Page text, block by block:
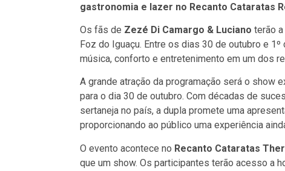
gastronomia e lazer no Recanto Cataratas
Os fãs de Zezé Di Camargo & Luciano terão
Foz do Iguaçu. Entre os dias 30 de outubro e 1º
música, conforto e entretenimento em um dos
A grande atração da programação será o show
para o dia 30 de outubro. Com décadas de
sertaneja no país, a dupla promete uma
proporcionando ao público uma experiência
O evento acontece no Recanto Cataratas
que um show. Os participantes terão acesso a